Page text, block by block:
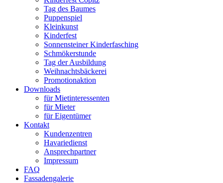
Tag des Baumes
Puppenspiel
Kleinkunst
Kinderfest
Sonnensteiner Kinderfasching
Schmökerstunde
Tag der Ausbildung
Weihnachtsbäckerei
Promotionaktion
Downloads
für Mietinteressenten
für Mieter
für Eigentümer
Kontakt
Kundenzentren
Havariedienst
Ansprechpartner
Impressum
FAQ
Fassadengalerie